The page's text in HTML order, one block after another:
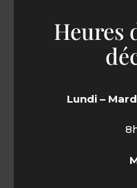
Heures
Lundi –